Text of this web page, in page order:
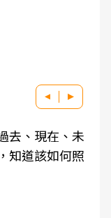
去、現在、未
知道該如何照